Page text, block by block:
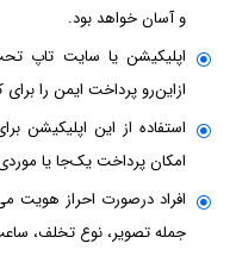
و آسان خواهد بود.
اپلیکیشن یا سایت تاپ
ازاین‌رو پرداخت ایمن را برای
استفاده از این اپلیکیشن
امکان پرداخت یک‌جا یا
افراد درصورت احراز هویت
جمله تصویر، نوع تخلف،